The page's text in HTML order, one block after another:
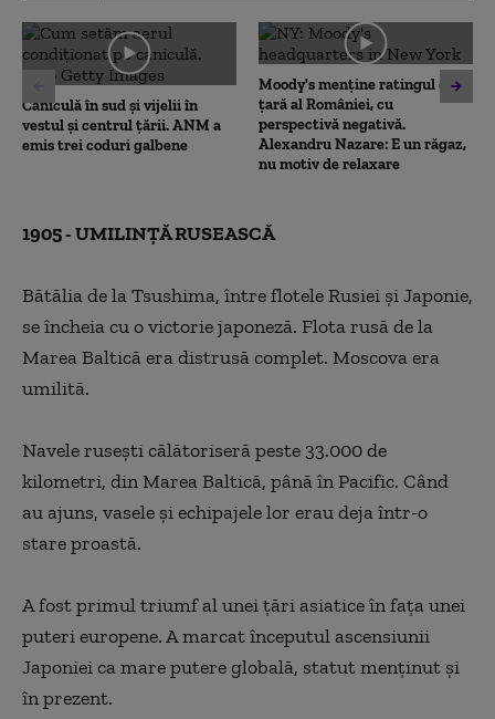
0
seconds
Caniculă în sud și vijelii în
vestul și centrul țării. ANM a
emis trei coduri galbene
Moody's menține ratingul de
țară al României, cu
perspectivă negativă.
Alexandru Nazare: E un răgaz,
nu motiv de relaxare
1905 - UMILINȚĂ RUSEASCĂ
Bătălia de la Tsushima, între flotele Rusiei și Japonie,
se încheia cu o victorie japoneză. Flota rusă de la
MareaBaltică era distrusă complet. Moscova era
umilită.
Navele rusești călătoriseră peste 33.000 de
kilometri, din Marea Baltică, până în Pacific. Când
au ajuns, vasele și echipajele lor erau deja într-o
stare proastă.
A fost primul triumf al unei țări asiatice în fața unei
puterieuropene. A marcat începutul ascensiunii
Japonieicamare putere globală, statutmenținut și
în prezent.